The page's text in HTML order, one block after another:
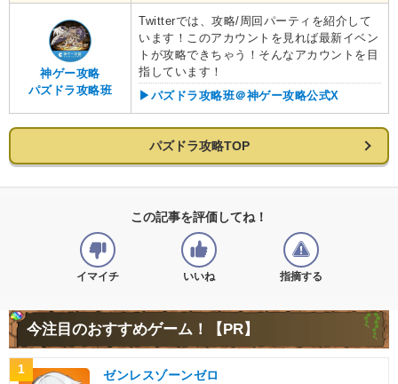
神ゲー攻略
パズドラ攻略班
Twitterでは、攻略/周回パーティを紹介して
います！このアカウントを見れば最新イベン
トが攻略できちゃう！そんなアカウントを目
指しています！
▶︎パズドラ攻略班＠神ゲー攻略公式X
パズドラ攻略TOP
この記事を評価してね！
イマイチ いいね 指摘する
今注目のおすすめゲーム！【PR】
1 ゼンレスゾーンゼロ